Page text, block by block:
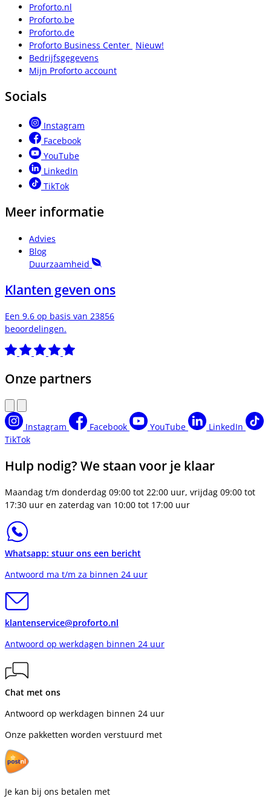
Proforto.nl
Proforto.be
Proforto.de
Proforto Business Center Nieuw!
Bedrijfsgegevens
Mijn Proforto account
Socials
Instagram
Facebook
YouTube
LinkedIn
TikTok
Meer informatie
Advies
Blog
Duurzaamheid
Klanten geven ons
Een 9.6 op basis van 23856
beoordelingen.
Onze partners
Instagram Facebook YouTube
LinkedIn
TikTok
Hulp nodig? We staan voor je klaar
Maandag t/m donderdag 09:00 tot 22:00 uur, vrijdag 09:00 tot
17:30 uur en zaterdag van 10:00 tot 17:00 uur
Whatsapp: stuur ons een bericht
Antwoord ma t/m za binnen 24 uur
klantenservice@proforto.nl
Antwoord op werkdagen binnen 24 uur
Chat met ons
Antwoord op werkdagen binnen 24 uur
Onze pakketten worden verstuurd met
Je kan bij ons betalen met